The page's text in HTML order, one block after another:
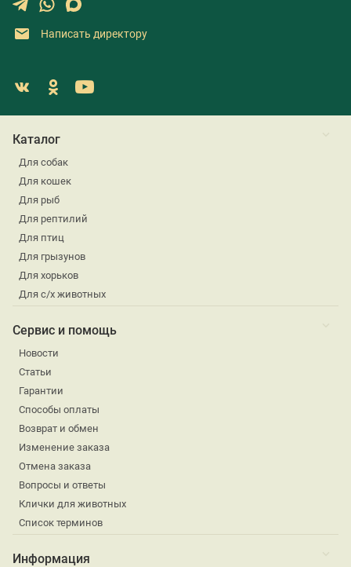
Написать директору
Каталог
Для собак
Для кошек
Для рыб
Для рептилий
Для птиц
Для грызунов
Для хорьков
Для с/х животных
Сервис и помощь
Новости
Статьи
Гарантии
Способы оплаты
Возврат и обмен
Изменение заказа
Отмена заказа
Вопросы и ответы
Клички для животных
Список терминов
Информация